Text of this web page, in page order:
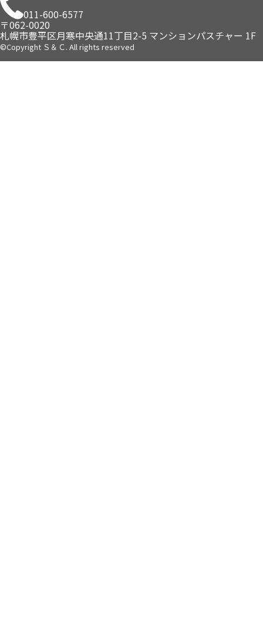
011-600-6577
〒062-0020
札幌市豊平区月寒中央通11丁目2-5 マンションパスチャー 1F
©Copyright Ｓ＆Ｃ. All rights reserved